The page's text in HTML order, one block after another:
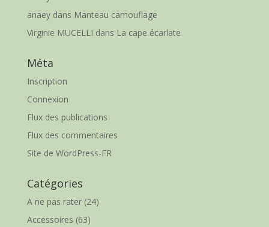
anaeydans Manteau camouflage
Virginie MUCELLI dans La cape écarlate
Méta
Inscription
Connexion
Flux des publications
Flux des commentaires
Site de WordPress-FR
Catégories
A ne pas rater(24)
Accessoires (63)